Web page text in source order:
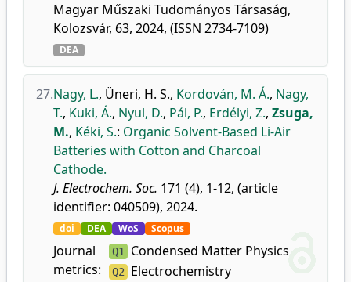
Magyar Műszaki Tudományos Társaság,
Kolozsvár, 63, 2024, (ISSN 2734-7109)
DEA
27.Nagy, L., Üneri, H. S., Kordován, M. Á., Nagy,
T., Kuki, Á., Nyul, D., Pál, P., Erdélyi, Z., Zsuga,
M., Kéki, S.: Organic Solvent-Based Li-Air
Batteries with Cotton and Charcoal
Cathode.
J. Electrochem. Soc. 171 (4), 1-12, (article
identifier: 040509), 2024.
doi DEA WoS Scopus
Journal
metrics:
Q1 Condensed Matter Physics
Q2 Electrochemistry